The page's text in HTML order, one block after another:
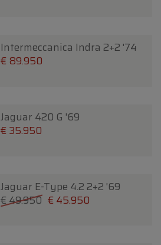
Intermeccanica Indra 2+2 '74
€ 89.950
Jaguar 420 G '69
€ 35.950
Jaguar E-Type 4.2 2+2 '69
€ 49.950 € 45.950